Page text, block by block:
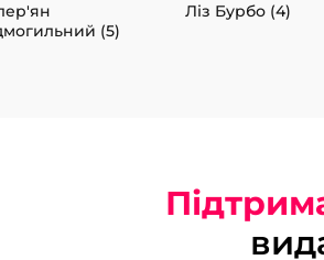
(5)
Ліз Бурбо (4)